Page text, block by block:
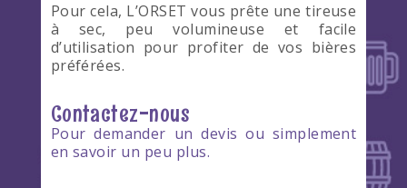
Pour cela, L’ORSET vous prête une tireuse
à sec, peu volumineuse et facile
d’utilisation pour profiter de vos bières
préférées.
Contactez-nous
Pour demander un devis ou simplement
en savoir un peu plus.